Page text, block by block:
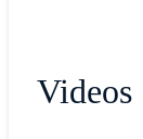
Videos